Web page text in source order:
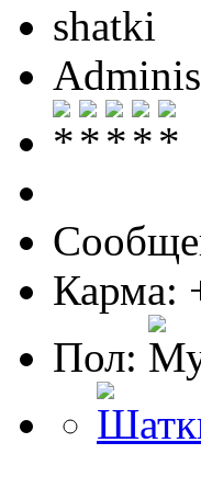
shatki
Карма:
Пол: